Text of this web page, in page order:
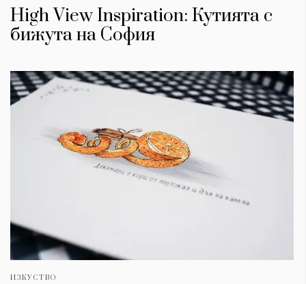
High View Inspiration: Кутията с
бижута на София
ИЗКУСТВО